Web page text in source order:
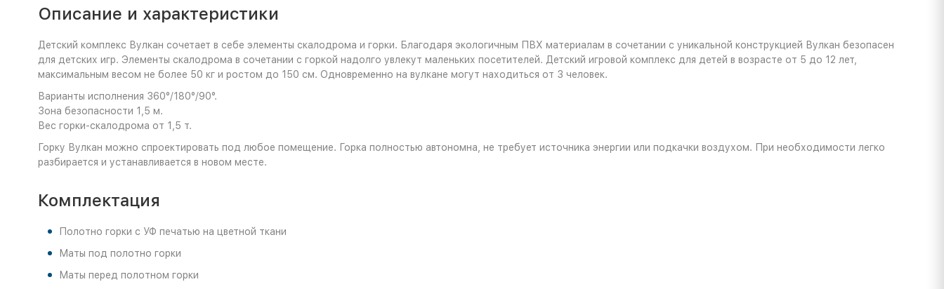
Описание и характеристики
Детский комплекс Вулкан сочетает в себе элементы скалодрома и горки. Благодаря экологичным ПВХ материалам в сочетании с уникальной конструкцией Вулкан безопасен
для детских игр. Элементы скалодрома в сочетании с горкой надолго увлекут маленьких посетителей. Детский игровой комплекс для детей в возрасте от 5 до 12 лет,
максимальным весом не более 50 кг и ростом до 150 см. Одновременно на вулкане могут находиться от 3 человек.
Варианты исполнения 360°/180°/90°.
Зона безопасности 1,5 м.
Вес горки-скалодрома от 1,5 т.
Горку Вулкан можно спроектировать под любое помещение. Горка полностью автономна, не требует источника энергии или подкачки воздухом. При необходимости легко
разбирается и устанавливается в новом месте.
Комплектация
Полотно горки с УФ печатью на цветной ткани
Маты под полотно горки
Маты перед полотном горки